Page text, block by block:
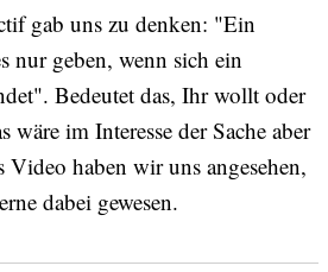
gab uns zu denken: "Ein
nur geben, wenn sich ein
Bedeutet das, Ihr wollt oder
wäre im Interesse der Sache aber
Video haben wir uns angesehen,
dabei gewesen.